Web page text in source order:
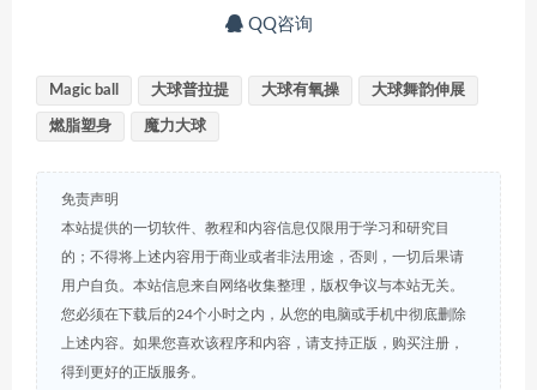
QQ咨询
Magic ball 大球普拉提 大球有氧操 大球舞韵伸展
燃脂塑身 魔力大球
免责声明
本站提供的一切软件、教程和内容信息仅限用于学习和研究目
的；不得将上述内容用于商业或者非法用途，否则，一切后果请
用户自负。本站信息来自网络收集整理，版权争议与本站无关。
您必须在下载后的24个小时之内，从您的电脑或手机中彻底删除
上述内容。如果您喜欢该程序和内容，请支持正版，购买注册，
得到更好的正版服务。